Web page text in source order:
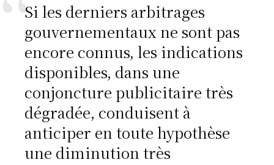
Si les derniers arbitrages
gouvernementaux ne sont pas
encore connus, les indications
disponibles, dans une
conjoncture publicitaire très
dégradée, conduisent à
anticiper en toute hypothèse
une diminution très